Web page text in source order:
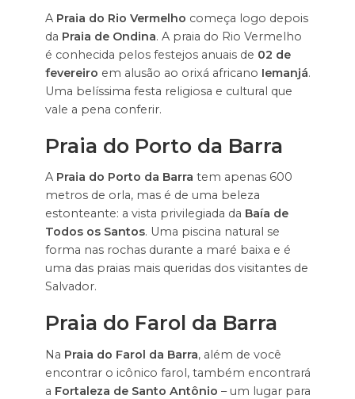
A Praia do Rio Vermelho começa logo depois
da Praia de Ondina. A praia do Rio Vermelho
é conhecida pelos festejos anuais de 02 de
fevereiro em alusão ao orixá africano Iemanjá.
Uma belíssima festa religiosa e cultural que
vale a pena conferir.
Praia do Porto da Barra
A Praia do Porto da Barra tem apenas 600
metros de orla, mas é de uma beleza
estonteante: a vista privilegiada da Baía de
Todos os Santos. Uma piscina natural se
forma nas rochas durante a maré baixa e é
uma das praias mais queridas dos visitantes de
Salvador.
Praia do Farol da Barra
Na Praia do Farol da Barra, além de você
encontrar o icônico farol, também encontrará
a Fortaleza de Santo Antônio – um lugar para